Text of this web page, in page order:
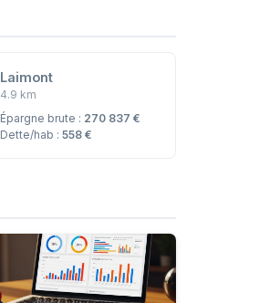
Laimont
4.9 km
Épargne brute : 270 837 €
Dette/hab : 558 €